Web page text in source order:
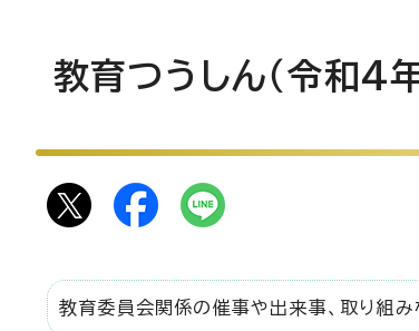
教育つうしん（令和4
教育委員会関係の催事や出来事、取り組み